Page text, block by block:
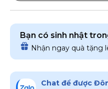
Bạn có sinh nhật
Nhận ngay quà tặng
Chat để được